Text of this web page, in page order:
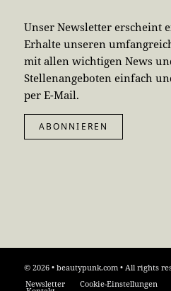
Unser Newsletter erscheint
Erhalte unseren
mit allen wichtigen News
Stellenangeboten einfach
per E-Mail.
ABONNIEREN
© 2026 • beautypunk.com • All rights
Newsletter
Cookie-Einstellungen